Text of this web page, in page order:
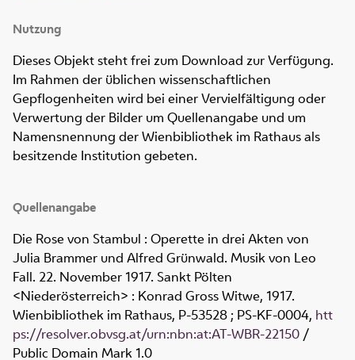
Nutzung
Dieses Objekt steht frei zum Download zur Verfügung.
Im Rahmen der üblichen wissenschaftlichen
Gepflogenheiten wird bei einer Vervielfältigung oder
Verwertung der Bilder um Quellenangabe und um
Namensnennung der Wienbibliothek im Rathaus als
besitzende Institution gebeten.
Quellenangabe
Die Rose von Stambul : Operette in drei Akten von
Julia Brammer und Alfred Grünwald. Musik von Leo
Fall. 22. November 1917. Sankt Pölten
<Niederösterreich> : Konrad Gross Witwe, 1917.
Wienbibliothek im Rathaus, P-53528 ; PS-KF-0004, htt
ps://resolver.obvsg.at/urn:nbn:at:AT-WBR-22150 /
Public Domain Mark 1.0